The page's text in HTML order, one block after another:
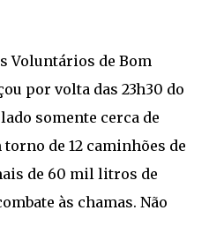
Voluntários de Bom
por volta das 23h30 do
somente cerca de
de 12 caminhões de
de 60 mil litros de
às chamas. Não